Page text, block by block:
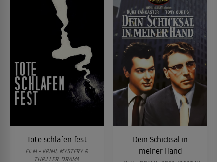
Tote schlafen fest
FILM • KRIMI, MYSTERY &
THRILLER, DRAMA
Dein Schicksal in
meiner Hand